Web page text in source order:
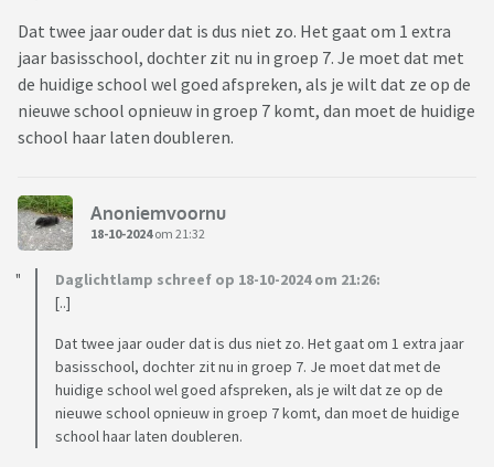
Dat twee jaar ouder dat is dus niet zo. Het gaat om 1 extra
jaar basisschool, dochter zit nu in groep 7. Je moet dat met
de huidige school wel goed afspreken, als je wilt dat ze op de
nieuwe school opnieuw in groep 7 komt, dan moet de huidige
school haar laten doubleren.
Anoniemvoornu
18-10-2024om 21:32
Daglichtlamp schreef op 18-10-2024 om 21:26:
[..]
Dat twee jaar ouder dat is dus niet zo. Het gaat om 1 extra jaar
basisschool, dochter zit nu in groep 7. Je moet dat met de
huidige school wel goed afspreken, als je wilt dat ze op de
nieuwe school opnieuw in groep 7 komt, dan moet de huidige
school haar laten doubleren.